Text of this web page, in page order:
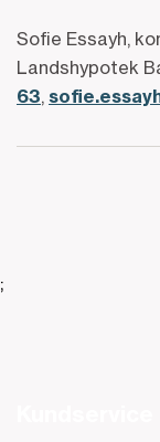
Sofie Essayh,
Landshypotek
63,
;